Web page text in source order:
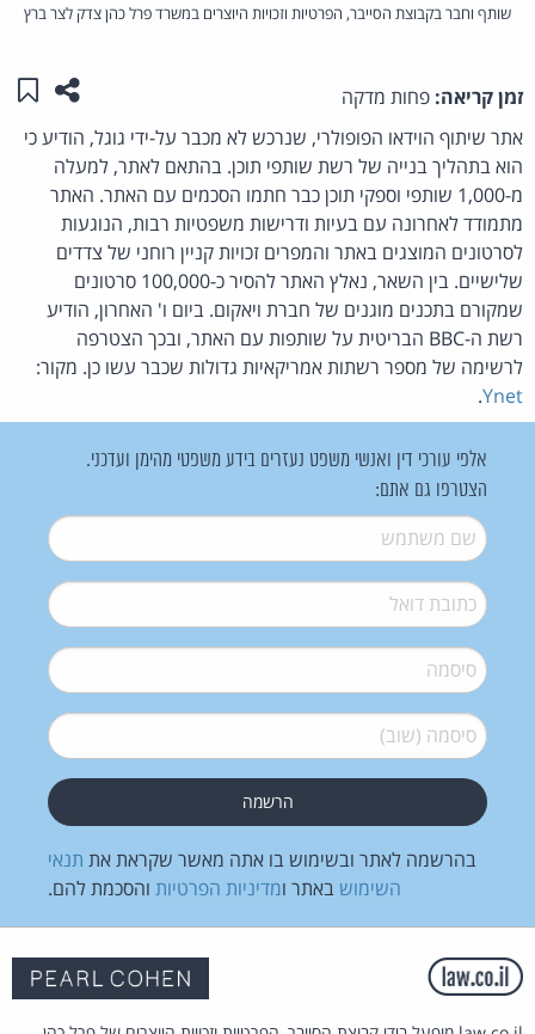
שותף וחבר בקבוצת הסייבר, הפרטיות וזכויות היוצרים במשרד פרל כהן צדק לצר ברץ
זמן קריאה: פחות מדקה שתפו
אתר שיתוף הוידאו הפופולרי, שנרכש לא מכבר על-ידי גוגל, הודיע כי
הוא בתהליך בנייה של רשת שותפי תוכן. בהתאם לאתר, למעלה
מ-1,000 שותפי וספקי תוכן כבר חתמו הסכמים עם האתר. האתר
מתמודד לאחרונה עם בעיות ודרישות משפטיות רבות, הנוגעות
לסרטונים המוצגים באתר והמפרים זכויות קניין רוחני של צדדים
שלישיים. בין השאר, נאלץ האתר להסיר כ-100,000 סרטונים
שמקורם בתכנים מוגנים של חברת ויאקום. ביום ו' האחרון, הודיע
רשת ה-BBC הבריטית על שותפות עם האתר, ובכך הצטרפה
לרשימה של מספר רשתות אמריקאיות גדולות שכבר עשו כן. מקור:
Ynet
.
אלפי עורכי דין ואנשי משפט נעזרים בידע משפטי מהימן ועדכני.
הצטרפו גם אתם:
שם משתמש*
דואל*
סיסמה*
סיסמה (שוב)*
בהרשמה לאתר ובשימוש בו אתה מאשר שקראת את תנאי
השימוש באתר ומדיניות הפרטיות והסכמת להם.